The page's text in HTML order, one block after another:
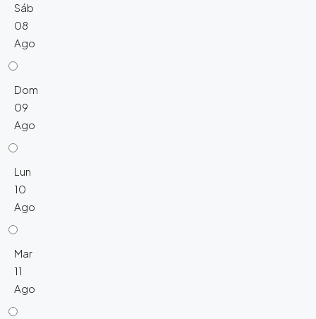
Sáb
08
Ago
Dom
09
Ago
Lun
10
Ago
Mar
11
Ago